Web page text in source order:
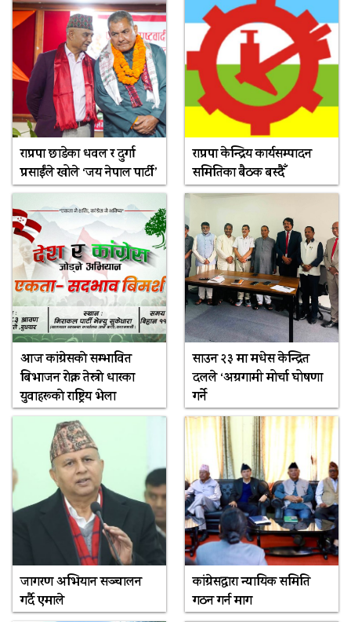
राप्रपा छाडेका धवल र दुर्गा
प्रसाईंले खोले ‘जय नेपाल पार्टी’
राप्रपा केन्द्रिय कार्यसम्पादन
समितिका बैठक बस्दैँ
आज कांग्रेसकाे सम्भावित
बिभाजन राेक्न तेस्राे धारका
युवाहरूकाे राष्ट्रिय भेला
साउन २३ मा मधेस केन्द्रित
दलले ‘अग्रगामी मोर्चा घोषणा
गर्ने
जागरण अभियान सञ्चालन
गर्दै एमाले
कांग्रेसद्वारा न्यायिक समिति
गठन गर्न माग